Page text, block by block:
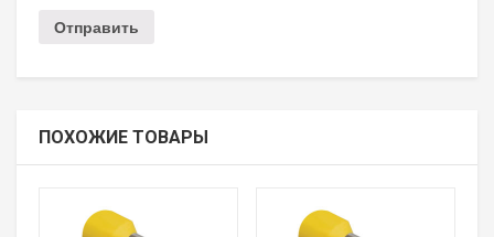
ПОХОЖИЕ ТОВАРЫ